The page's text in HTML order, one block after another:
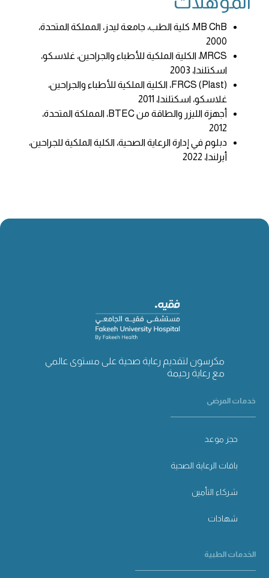
MB ChB، كلية الطب، جامعة ليدز، المملكة المتحدة،
2000
MRCS، الكلية الملكية للأطباء والجراحين، غلاسكو،
اسكتلندا، 2003
FRCS (Plast)، الكلية الملكية للأطباء والجراحين،
غلاسكو، اسكتلندا، 2011
أجهزة الليزر والطاقة من BTEC، المملكة المتحدة،
2012
دبلوم في إدارة الرعاية الصحية، الكلية الملكية للجراحين،
أيرلندا، 2022
مكرسون لتقديم رعاية صحية على مستوى عالمي
مع رعاية رحيمة
خدمات المرضى
حجز موعد
باقات الرعاية الصحية
شركاء التأمين
شهادات
الخدمات الطبية